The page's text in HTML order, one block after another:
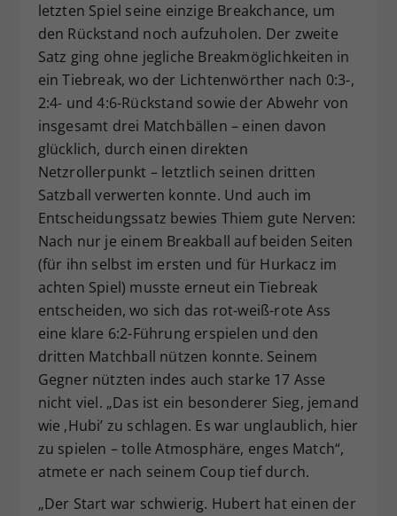
letzten Spiel seine einzige Breakchance, um
den Rückstand noch aufzuholen. Der zweite
Satz ging ohne jegliche Breakmöglichkeiten in
ein Tiebreak, wo der Lichtenwörther nach 0:3-,
2:4- und 4:6-Rückstand sowie der Abwehr von
insgesamt drei Matchbällen – einen davon
glücklich, durch einen direkten
Netzrollerpunkt – letztlich seinen dritten
Satzball verwerten konnte. Und auch im
Entscheidungssatz bewies Thiem gute Nerven:
Nach nur je einem Breakball auf beiden Seiten
(für ihn selbst im ersten und für Hurkacz im
achten Spiel) musste erneut ein Tiebreak
entscheiden, wo sich das rot-weiß-rote Ass
eine klare 6:2-Führung erspielen und den
dritten Matchball nützen konnte. Seinem
Gegner nützten indes auch starke 17 Asse
nicht viel. „Das ist ein besonderer Sieg, jemand
wie ‚Hubi’ zu schlagen. Es war unglaublich, hier
zu spielen – tolle Atmosphäre, enges Match“,
atmete er nach seinem Coup tief durch.
„Der Start war schwierig. Hubert hat einen der